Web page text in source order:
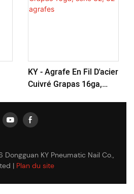
KY - Agrafe En Fil D'acier
Cuivré Grapas 16ga,
KY Pneumatic Nail Co.,
| Plan du site